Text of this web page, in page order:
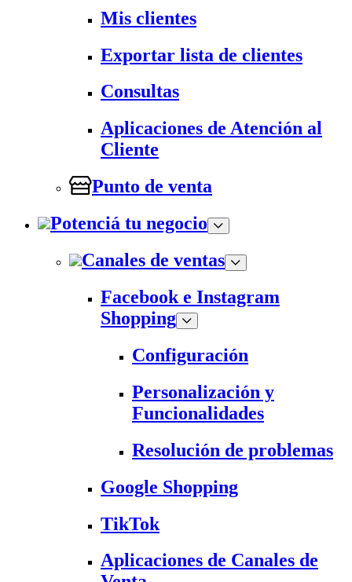
Mis clientes
Exportar lista de clientes
Consultas
Aplicaciones de Atención al
Cliente
Punto de venta
Potenciá tu negocio
Canales de ventas
Facebook e Instagram
Shopping
Configuración
Personalización y
Funcionalidades
Resolución de problemas
Google Shopping
TikTok
Aplicaciones de Canales de